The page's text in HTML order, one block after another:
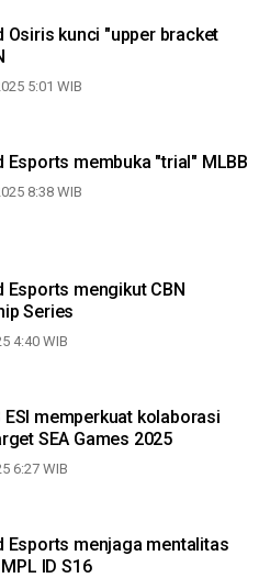
Osiris kunci "upper bracket
5:01 WIB
Esports membuka "trial" MLBB
8:38 WIB
Esports mengikut CBN
Series
4:40 WIB
ESI memperkuat kolaborasi
SEA Games 2025
6:27 WIB
Esports menjaga mentalitas
ID S16